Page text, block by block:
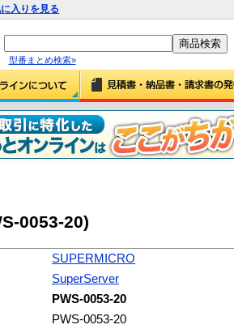
入りを見る
型番まとめ検索»
0053-20)
SUPERMICRO
SuperServer
PWS-0053-20
PWS-0053-20